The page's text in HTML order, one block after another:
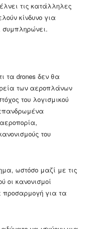
τις κατάλληλες
κίνδυνο για
συμπληρώνει.
τα drones δεν θα
των αεροπλάνων
του λογισμικού
του
ωστόσο μαζί με τις
οι κανονισμοί
προσαρμογή για τα